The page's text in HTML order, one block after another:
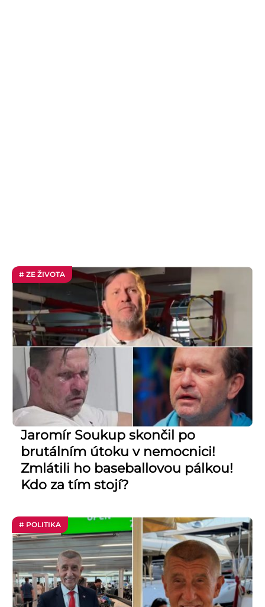
# ZE ŽIVOTA
Jaromír Soukup skončil po
brutálním útoku v nemocnici!
Zmlátili ho baseballovou pálkou!
Kdo za tím stojí?
# POLITIKA